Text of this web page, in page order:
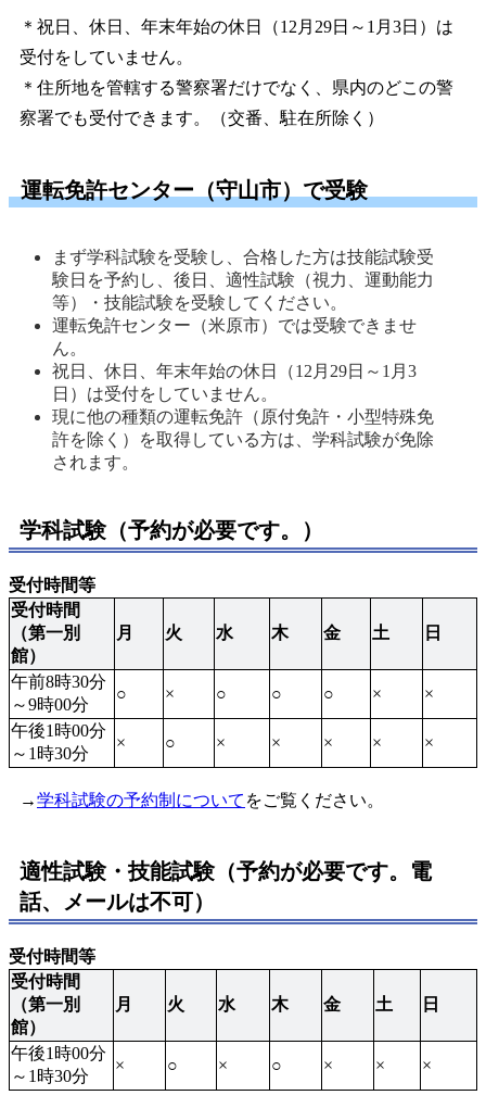
＊祝日、休日、年末年始の休日（12月29日～1月3日）は
受付をしていません。
＊住所地を管轄する警察署だけでなく、県内のどこの警
察署でも受付できます。（交番、駐在所除く）
運転免許センター（守山市）で受験
まず学科試験を受験し、合格した方は技能試験受
験日を予約し、後日、適性試験（視力、運動能力
等）・技能試験を受験してください。
運転免許センター（米原市）では受験できませ
ん。
祝日、休日、年末年始の休日（12月29日～1月3
日）は受付をしていません。
現に他の種類の運転免許（原付免許・小型特殊免
許を除く）を取得している方は、学科試験が免除
されます。
学科試験（予約が必要です。）
受付時間等
受付時間
（第一別
館）
月 火 水 木 金 土 日
午前8時30分
～9時00分
○ × ○ ○ ○ ×
×
午後1時00分
～1時30分
× ○ × × × × ×
→学科試験の予約制について をご覧ください。
適性試験・技能試験（予約が必要です。電
話、メールは不可）
受付時間等
受付時間
（第一別
館）
月 火 水 木 金 土 日
午後1時00分
～1時30分
× ○ × ○ × × ×